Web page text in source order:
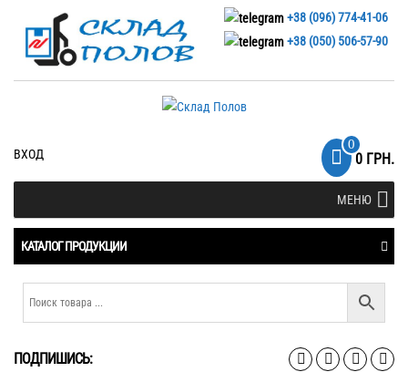
+38 (096) 774-41-06
+38 (050) 506-57-90
ВХОД
0
0 ГРН.
МЕНЮ
КАТАЛОГ ПРОДУКЦИИ
ПОДПИШИСЬ: